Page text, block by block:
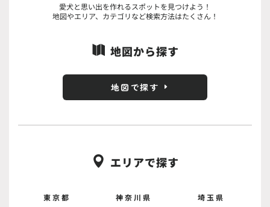
愛犬と思い出を作れるスポットを見つけよう！
地図やエリア、カテゴリなど検索方法はたくさん！
 地図から探す
地図で探す
 エリアで探す
東京都 神奈川県 埼玉県